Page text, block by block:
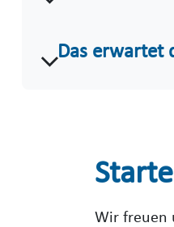
Das erwartet
Wir freuen